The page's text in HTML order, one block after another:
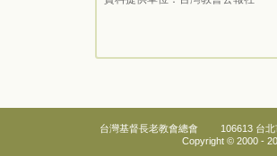
台灣基督長老教會總會
106613 台
Copyright © 2000 -